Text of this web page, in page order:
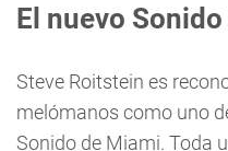
El nuevo
Steve Roitstein es
melómanos como uno
Sonido de Miami. Toda